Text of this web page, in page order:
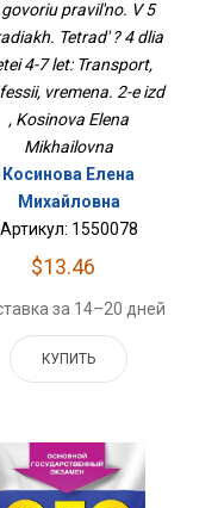
Профессии,
Времена. 2-Е Изд
pravil'no. V 5
Tetrad' ? 4 dlia
4-7 let: Transport,
vremena. 2-e izd
, Kosinova Elena
Mikhailovna
Косинова Елена
Михайловна
Артикул: 1550078
$13.46
за 14–20 дней
КУПИТЬ